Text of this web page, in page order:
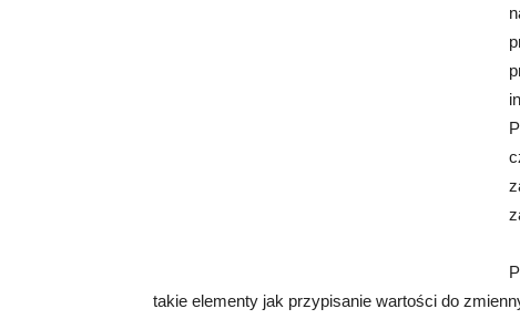
takie elementy jak przypisanie wartości do